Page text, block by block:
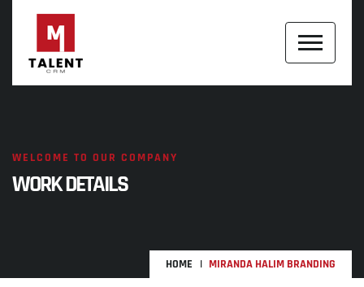
WELCOME TO OUR COMPANY
WORK DETAILS
HOME MIRANDA HALIM BRANDING